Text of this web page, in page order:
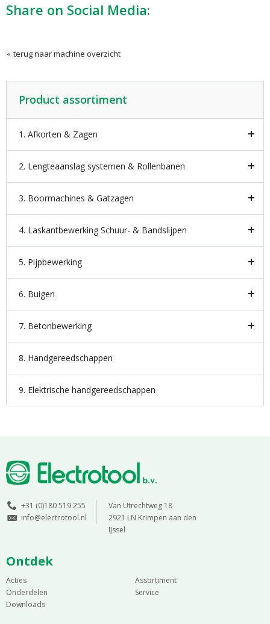
Share on Social Media:
terug naar machine overzicht
Product assortiment
1. Afkorten & Zagen
2. Lengteaanslag systemen & Rollenbanen
3. Boormachines & Gatzagen
4. Laskantbewerking Schuur- & Bandslijpen
5. Pijpbewerking
6. Buigen
7. Betonbewerking
8. Handgereedschappen
9. Elektrische handgereedschappen
+31 (0)180 519 255
info@electrotool.nl
Van Utrechtweg 18
2921 LN Krimpen aan den
IJssel
Ontdek
Acties
Assortiment
Onderdelen
Service
Downloads